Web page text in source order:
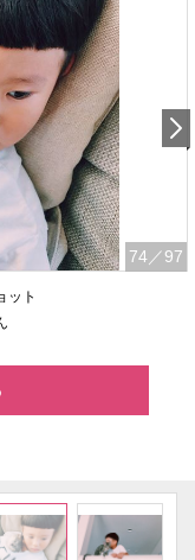
74 ／97
ット